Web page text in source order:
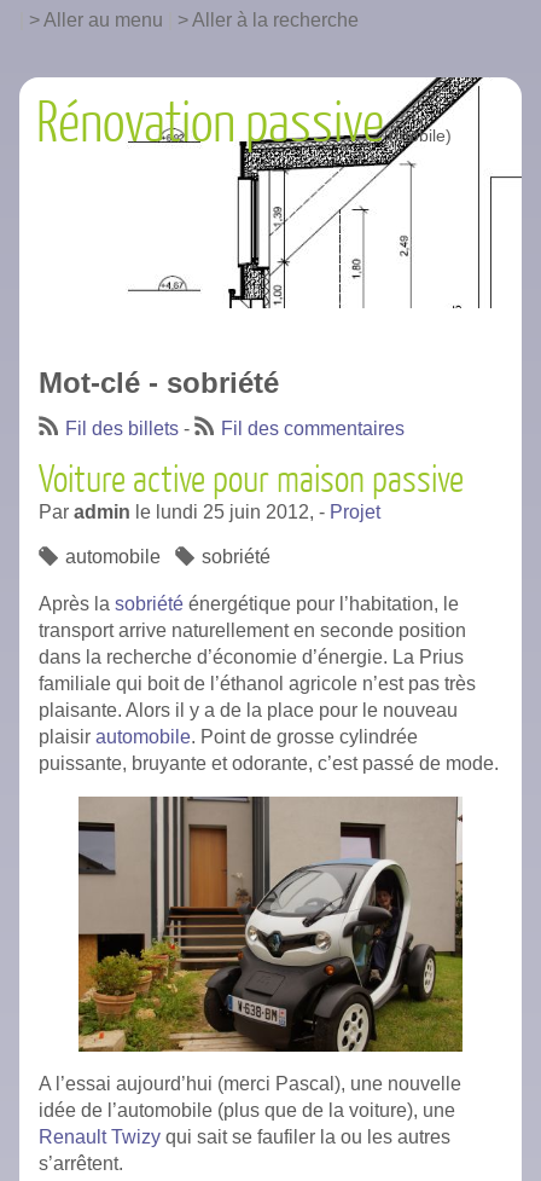
Rénovation passive
Aller au menu Aller à la recherche
Mot-clé - sobriété
Fil des billets - Fil des commentaires
Voiture active pour maison passive
Par admin le lundi 25 juin 2012, - Projet
automobile sobriété
Après la sobriété énergétique pour l’habitation, le
transport arrive naturellement en seconde position
dans la recherche d’économie d’énergie. La Prius
familiale qui boit de l’éthanol agricole n’est pas très
plaisante. Alors il y a de la place pour le nouveau
plaisir automobile. Point de grosse cylindrée
puissante, bruyante et odorante, c’est passé de mode.
A l’essai aujourd’hui (merci Pascal), une nouvelle
idée de l’automobile (plus que de la voiture), une
Renault Twizy qui sait se faufiler la ou les autres
s’arrêtent.